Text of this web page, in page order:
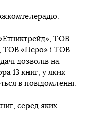
ТОВ
ТОВ «Перо» і ТОВ
дозволів на
13 книг, у яких
в повідомленні.
серед яких